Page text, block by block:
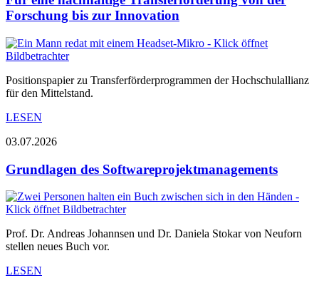
Forschung bis zur Innovation
Positionspapier zu Transferförderprogrammen der Hochschulallianz
für den Mittelstand.
LESEN
03.07.2026
Grundlagen des Softwareprojektmanagements
Prof. Dr. Andreas Johannsen und Dr. Daniela Stokar von Neuforn
stellen neues Buch vor.
LESEN